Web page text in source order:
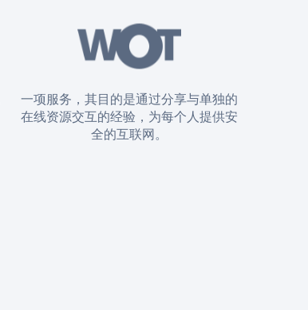
一项服务，其目的是通过分享与单独的
在线资源交互的经验，为每个人提供安
全的互联网。